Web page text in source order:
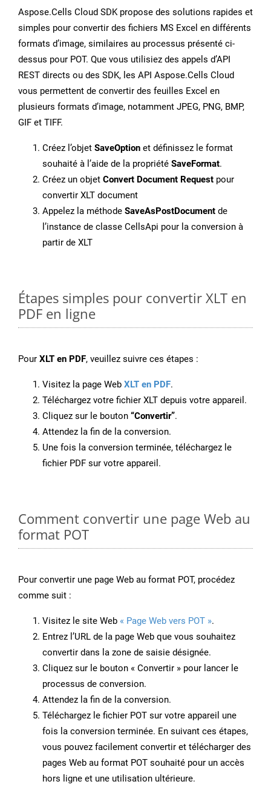
Aspose.Cells Cloud SDK propose des solutions rapides et
simples pour convertir des fichiers MS Excel en différents
formats d’image, similaires au processus présenté ci-
dessus pour POT. Que vous utilisiez des appels d’API
REST directs ou des SDK, les API Aspose.Cells Cloud
vous permettent de convertir des feuilles Excel en
plusieurs formats d’image, notamment JPEG, PNG, BMP,
GIF et TIFF.
Créez l’objet SaveOption et définissez le format
souhaité à l’aide de la propriété SaveFormat.
Créez un objet Convert Document Request pour
convertir XLT document
Appelez la méthode SaveAsPostDocument de
l’instance de classe CellsApi pour la conversion à
partir de XLT
Étapes simples pour convertir XLT en
PDF en ligne
Pour XLT en PDF, veuillez suivre ces étapes :
Visitez la page Web XLT en PDF.
Téléchargez votre fichier XLT depuis votre appareil.
Cliquez sur le bouton “Convertir”.
Attendez la fin de la conversion.
Une fois la conversion terminée, téléchargez le
fichier PDF sur votre appareil.
Comment convertir une page Web au
format POT
Pour convertir une page Web au format POT, procédez
comme suit :
Visitez le site Web « Page Web vers POT ».
Entrez l’URL de la page Web que vous souhaitez
convertir dans la zone de saisie désignée.
Cliquez sur le bouton « Convertir » pour lancer le
processus de conversion.
Attendez la fin de la conversion.
Téléchargez le fichier POT sur votre appareil une
fois la conversion terminée. En suivant ces étapes,
vous pouvez facilement convertir et télécharger des
pages Web au format POT souhaité pour un accès
hors ligne et une utilisation ultérieure.